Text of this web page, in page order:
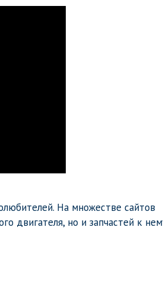
На множестве сайтов
двигателя, но и запчастей к